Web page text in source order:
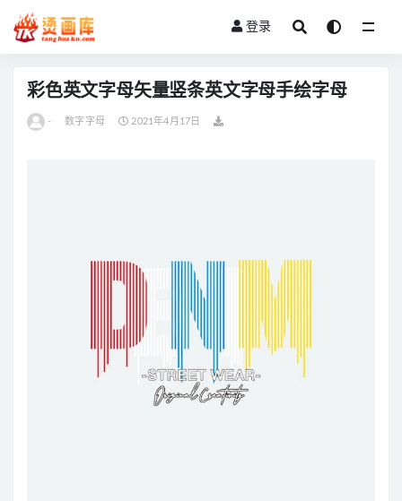
登录
彩色英文字母矢量竖条英文字母手绘字母
- 数字字母 2021年4月17日